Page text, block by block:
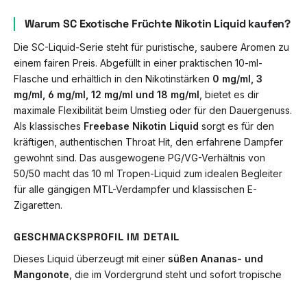
Warum SC Exotische Früchte Nikotin Liquid kaufen?
Die SC-Liquid-Serie steht für puristische, saubere Aromen zu
einem fairen Preis. Abgefüllt in einer praktischen 10-ml-
Flasche und erhältlich in den Nikotinstärken 0 mg/ml, 3
mg/ml, 6 mg/ml, 12 mg/ml und 18 mg/ml , bietet es dir
maximale Flexibilität beim Umstieg oder für den Dauergenuss.
Als klassisches Freebase Nikotin Liquid sorgt es für den
kräftigen, authentischen Throat Hit, den erfahrene Dampfer
gewohnt sind. Das ausgewogene PG/VG-Verhältnis von
50/50 macht das 10 ml Tropen-Liquid zum idealen Begleiter
für alle gängigen MTL-Verdampfer und klassischen E-
Zigaretten.
GESCHMACKSPROFIL IM DETAIL
Dieses Liquid überzeugt mit einer süßen Ananas- und
Mangonote , die im Vordergrund steht und sofort tropische